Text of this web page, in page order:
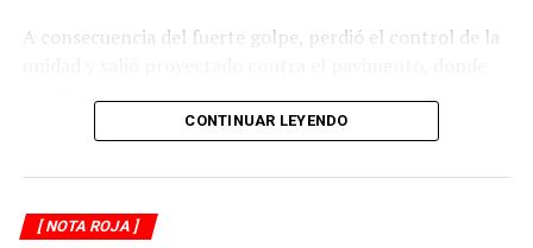
A consecuencia del fuerte golpe, perdió el control de la
Testigos del accidente solicitaron de inmediato el apoyo
de los cuerpos de emergencia al percatarse de que el
asfáltica, mientras otros automovilistas redujeron la
CONTINUAR LEYENDO
[ NOTA ROJA ]